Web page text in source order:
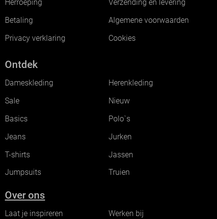
Herroeping
Verzending en levering
Betaling
Algemene voorwaarden
Privacy verklaring
Cookies
Ontdek
Dameskleding
Herenkleding
Sale
Nieuw
Basics
Polo`s
Jeans
Jurken
T-shirts
Jassen
Jumpsuits
Truien
Over ons
Laat je inspireren Werken bij